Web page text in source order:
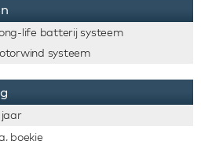
life batterij systeem
systeem
boekje